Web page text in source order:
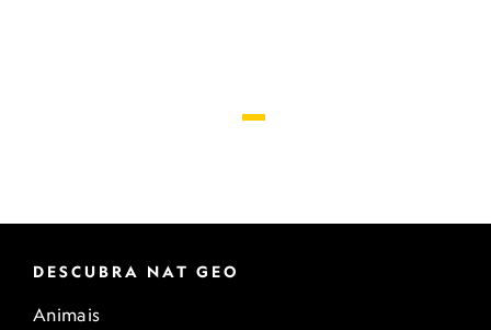
DESCUBRA NAT GEO
Animais